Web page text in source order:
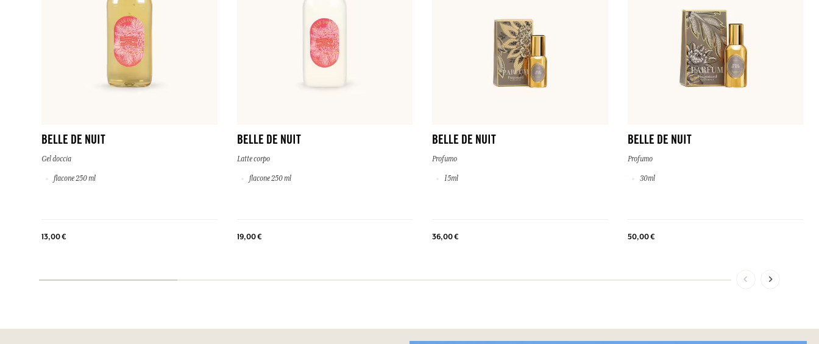
BELLE DE NUIT
Gel doccia
flacone 250 ml
13,00 €
BELLE DE NUIT
Latte corpo
flacone 250 ml
19,00 €
BELLE DE NUIT
Profumo
15ml
36,00 €
BELLE DE NUIT
Profumo
30ml
50,00 €